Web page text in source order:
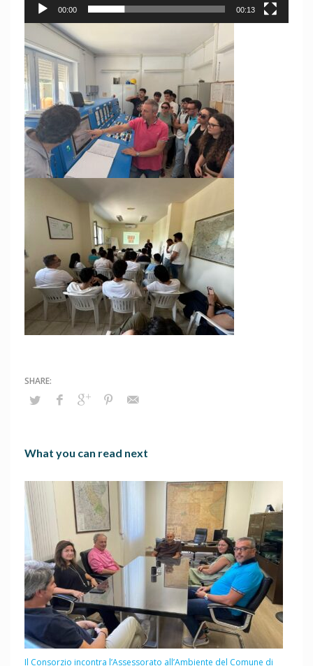
00:00 00:13
What you can read next
Il Consorzio incontra l’Assessorato all’Ambiente del Comune di